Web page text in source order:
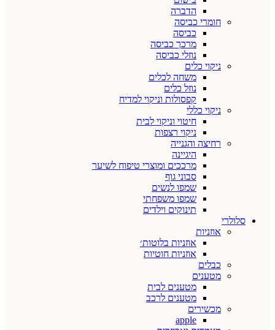
הדברה
חומרי כביסה
כביסה
מרכך כביסה
נוזלי כביסה
ניקוי כלים
משחה לכלים
נוזל כלים
קפסולות וניקוי למדיח
ניקוי כללי
חיטוי וניקוי לבית
ניקוי רצפות
רחיצה והגנייה
היגיינה
מרככים ומוצרי טיפוח לשיער
סבוני גוף
שמפו לנשים
שמפו משפחתי
תינוקים וילדים
סלולרי
אוזניות
אוזניות בלוטות׳
אוזניות חוטיות
כבלים
מטענים
מטענים לבית
מטענים לרכב
מכשירים
apple